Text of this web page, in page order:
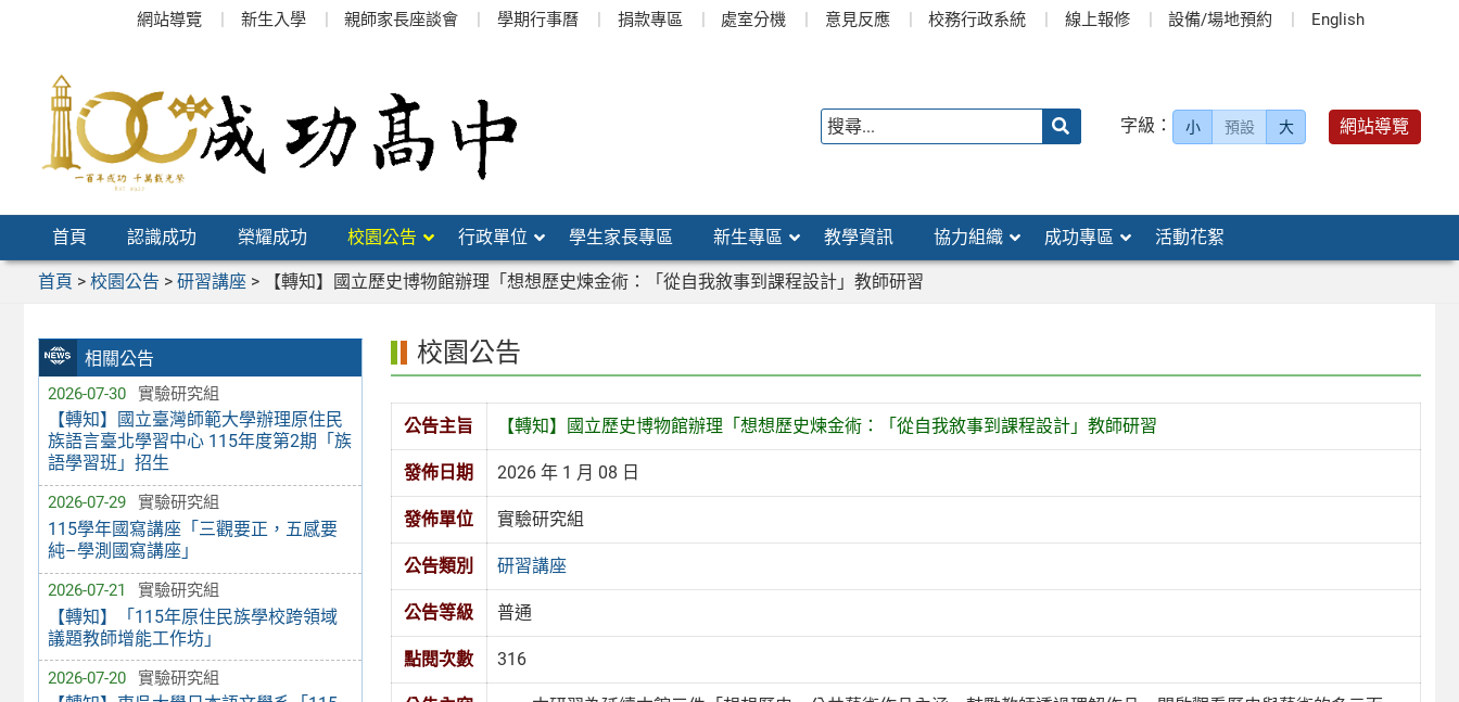
網站導覽 新生入學 親師家長座談會 學期行事曆 捐款專區 處室分機 意見反應 校務行政系統 線上報修 設備/場地預約 English
字級： 小 預設 大 網站導覽
首頁 認識成功 榮耀成功 校園公告 行政單位 學生家長專區 新生專區 教學資訊 協力組織 成功專區 活動花絮
首頁 > 校園公告 > 研習講座> 【轉知】國立歷史博物館辦理「想想歷史煉金術：「從自我敘事到課程設計」教師研習
相關公告
2026-07-30 實驗研究組
【轉知】國立臺灣師範大學辦理原住民
族語言臺北學習中心 115年度第2期「族
語學習班」招生
2026-07-29 實驗研究組
115學年國寫講座「三觀要正，五感要
純–學測國寫講座」
2026-07-21 實驗研究組
【轉知】「115年原住民族學校跨領域
議題教師增能工作坊」
2026-07-20 實驗研究組
校園公告
公告主旨 【轉知】國立歷史博物館辦理「想想歷史煉金術：「從自我敘事到課程設計」教師研習
發佈日期 2026 年 1 月 08 日
發佈單位 實驗研究組
公告類別 研習講座
公告等級 普通
點閱次數 316